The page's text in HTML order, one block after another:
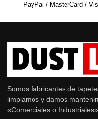
PayPal / MasterCard /
Somos fabricantes de
limpiamos y damos
«Comerciales o Industriales»